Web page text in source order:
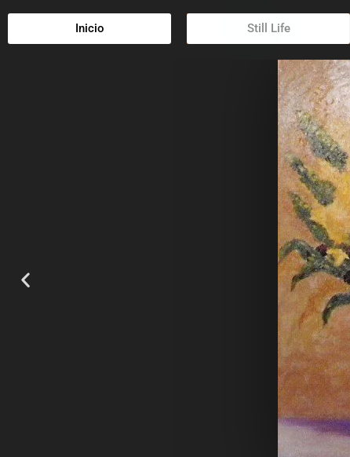
Inicio Still Life